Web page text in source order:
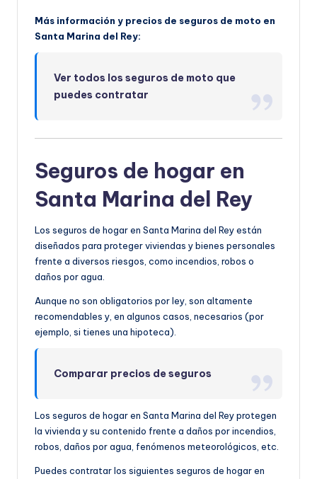
Más información y precios de seguros de moto en
Santa Marina del Rey:
Ver todos los seguros de moto que
puedes contratar
Seguros de hogar en
Santa Marina del Rey
Los seguros de hogar en Santa Marina del Rey están
diseñados para proteger viviendas y bienes personales
frente a diversos riesgos, como incendios, robos o
daños por agua.
Aunque no son obligatorios por ley, son altamente
recomendables y, en algunos casos, necesarios (por
ejemplo, si tienes una hipoteca).
Comparar precios de seguros
Los seguros de hogar en Santa Marina del Rey protegen
la vivienda y su contenido frente a daños por incendios,
robos, daños por agua, fenómenos meteorológicos, etc.
Puedes contratar los siguientes seguros de hogar en